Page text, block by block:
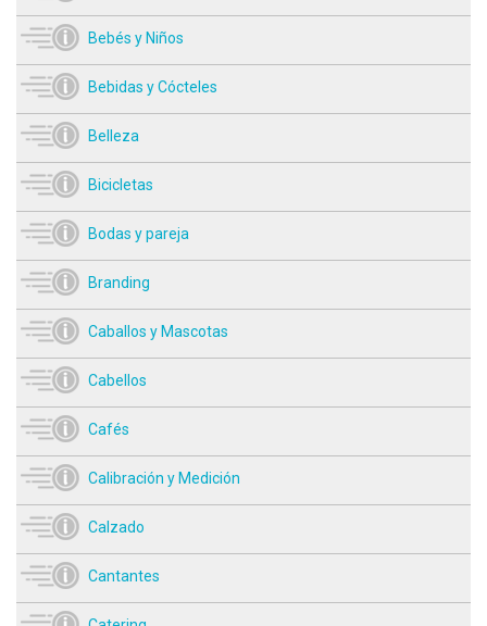
Bebés y Niños
Bebidas y Cócteles
Belleza
Bicicletas
Bodas y pareja
Branding
Caballos y Mascotas
Cabellos
Cafés
Calibración y Medición
Calzado
Cantantes